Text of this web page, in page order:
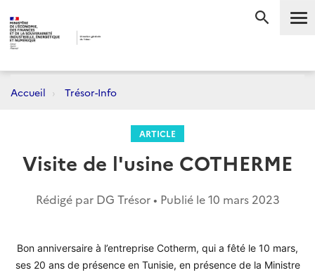
Accueil Trésor-Info
ARTICLE
Visite de l'usine COTHERME
Rédigé par DG Trésor • Publié le10 mars 2023
Bon anniversaire à l’entreprise Cotherm, qui a fêté le 10 mars,
ses 20 ans de présence en Tunisie, en présence de la Ministre